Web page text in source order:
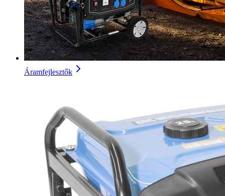
Áramfejlesztők